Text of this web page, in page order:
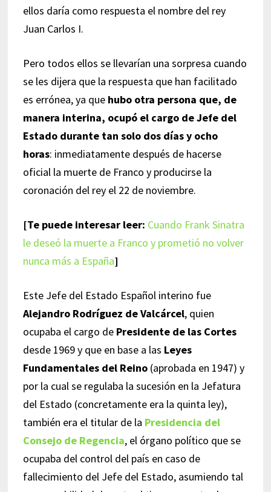
ellos daría como respuesta el nombre del rey
Juan Carlos I.
Pero todos ellos se llevarían una sorpresa cuando
se les dijera que la respuesta que han facilitado
es errónea, ya que hubo otra persona que, de
manera interina, ocupó el cargo de Jefe del
Estado durante tan solo dos días y ocho
horas: inmediatamente después de hacerse
oficial la muerte de Franco y producirse la
coronación del rey el 22 de noviembre.
[Te puede interesar leer: Cuando Frank Sinatra
le deseó la muerte a Franco y prometió no volver
nunca más a España]
Este Jefe del Estado Español interino fue
Alejandro Rodríguez de Valcárcel, quien
ocupaba el cargo de Presidente de las Cortes
desde 1969 y que en base a las Leyes
Fundamentales del Reino(aprobada en 1947) y
por la cual se regulaba la sucesión en la Jefatura
del Estado (concretamente era la quinta ley),
también era el titular de la Presidencia del
Consejo de Regencia, el órgano político que se
ocupaba del control del país en caso de
fallecimiento del Jefe del Estado, asumiendo tal